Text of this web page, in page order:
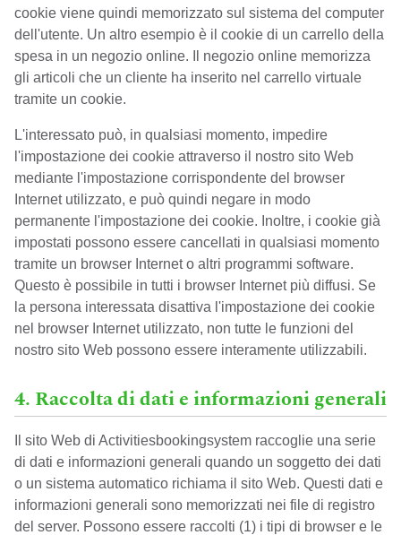
cookie viene quindi memorizzato sul sistema del computer
dell'utente. Un altro esempio è il cookie di un carrello della
spesa in un negozio online. Il negozio online memorizza
gli articoli che un cliente ha inserito nel carrello virtuale
tramite un cookie.
L'interessato può, in qualsiasi momento, impedire
l'impostazione dei cookie attraverso il nostro sito Web
mediante l'impostazione corrispondente del browser
Internet utilizzato, e può quindi negare in modo
permanente l'impostazione dei cookie. Inoltre, i cookie già
impostati possono essere cancellati in qualsiasi momento
tramite un browser Internet o altri programmi software.
Questo è possibile in tutti i browser Internet più diffusi. Se
la persona interessata disattiva l'impostazione dei cookie
nel browser Internet utilizzato, non tutte le funzioni del
nostro sito Web possono essere interamente utilizzabili.
4. Raccolta di dati e informazioni generali
Il sito Web di Activitiesbookingsystem raccoglie una serie
di dati e informazioni generali quando un soggetto dei dati
o un sistema automatico richiama il sito Web. Questi dati e
informazioni generali sono memorizzati nei file di registro
del server. Possono essere raccolti (1) i tipi di browser e le